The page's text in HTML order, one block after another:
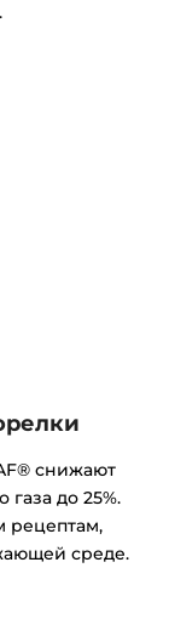
снижают
газа до 25%.
рецептам,
среде.